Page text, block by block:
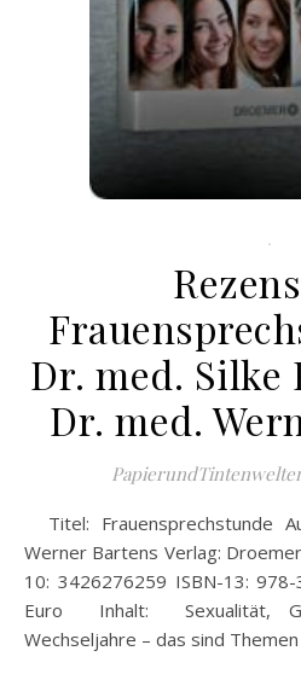
.
Dr. med. Silke
Dr. med.
Titel: Frauensprechstunde Autoren: Dr. med. Silke &
Werner Bartens Verlag:
10: 3426276259 ISBN-13:
Euro Inhalt: Sexualität,
Wechseljahre – das sind